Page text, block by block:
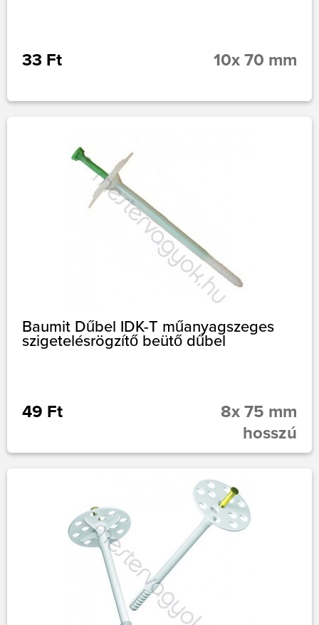
33 Ft 10x 70 mm
Baumit Dűbel IDK-T műanyagszeges
szigetelésrögzítő beütő dűbel
49 Ft
8x 75 mm
hosszú